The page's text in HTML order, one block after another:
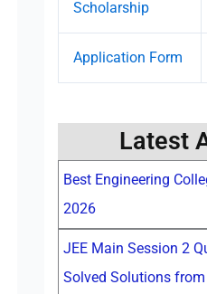
Scholarship
Application Form
Latest
Best Engineering
2026
JEE Main Session 2
Solved Solutions from